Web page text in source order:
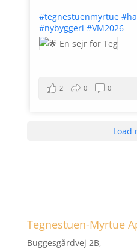
#tegnestuenmyrtue
#nybyggeri #VM2026
2 0 0
Load
Tegnestuen-Myrtue
Buggesgårdvej 2B,